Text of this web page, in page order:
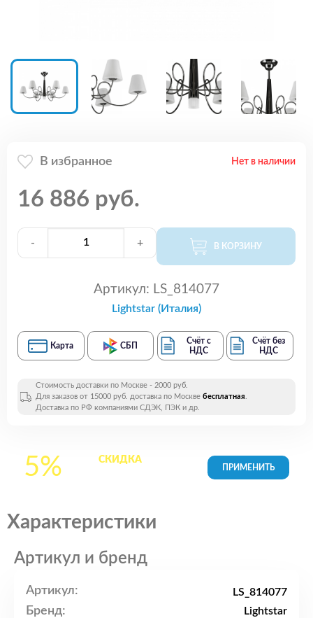
В избранное Нет в наличии
16 886 руб.
- + В КОРЗИНУ
Артикул: LS_814077
Lightstar (Италия)
Карта СБП
Счёт с
НДС
Счёт без
НДС
Стоимость доставки по Москве - 2000 руб.
Для заказов от 15000 руб. доставка по Москве бесплатная.
Доставка по РФ компаниями СДЭК, ПЭК и др.
5% СКИДКАна все
Характеристики
Артикул и бренд
Артикул: LS_814077
Бренд: Lightstar